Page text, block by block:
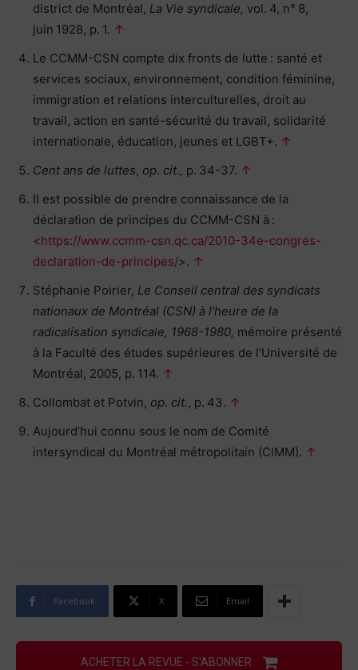
district de Montréal, La Vie syndicale, vol. 4, n° 8,
juin 1928, p. 1. ↑
Le CCMM-CSN compte dix fronts de lutte : santé et
services sociaux, environnement, condition féminine,
immigration et relations interculturelles, droit au
travail, action en santé-sécurité du travail, solidarité
internationale, éducation, jeunes et LGBT+. ↑
Cent ans de luttes, op. cit., p. 34-37. ↑
Il est possible de prendre connaissance de la
déclaration de principes du CCMM-CSN à :
<https://www.ccmm-csn.qc.ca/2010-34e-congres-
declaration-de-principes/>. ↑
Stéphanie Poirier, Le Conseil central des syndicats
nationaux de Montréal (CSN) à l’heure de la
radicalisation syndicale, 1968-1980, mémoire présenté
à la Faculté des études supérieures de l’Université de
Montréal, 2005, p. 114. ↑
Collombat et Potvin, op. cit., p. 43. ↑
Aujourd’hui connu sous le nom de Comité
intersyndical du Montréal métropolitain (CIMM). ↑
Facebook X Email
ACHETER LA REVUE - S'ABONNER